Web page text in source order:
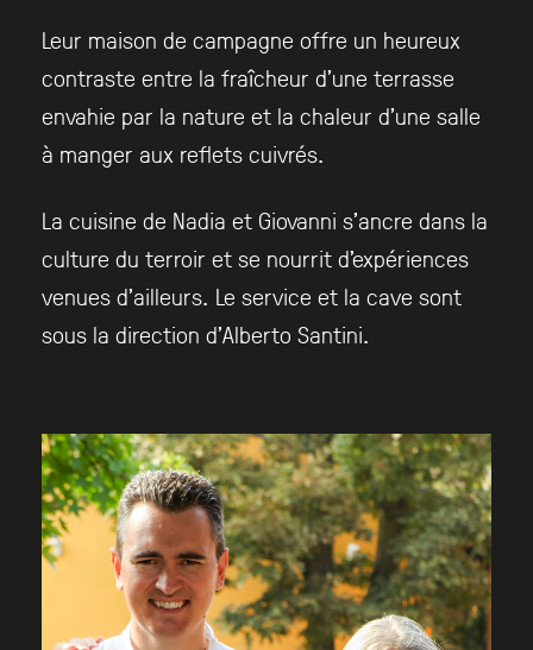
Leur maison de campagne offre un heureux
contraste entre la fraîcheur d’une terrasse
envahie par la nature et la chaleur d’une salle
à manger aux reflets cuivrés.
La cuisine de Nadia et Giovanni s’ancre dans la
culture du terroir et se nourrit d’expériences
venues d’ailleurs. Le service et la cave sont
sous la direction d’Alberto Santini.